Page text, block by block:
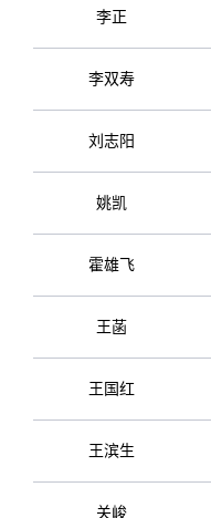
李正
李双寿
刘志阳
姚凯
霍雄飞
王菡
王国红
王滨生
关峻